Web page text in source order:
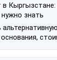
в
знать